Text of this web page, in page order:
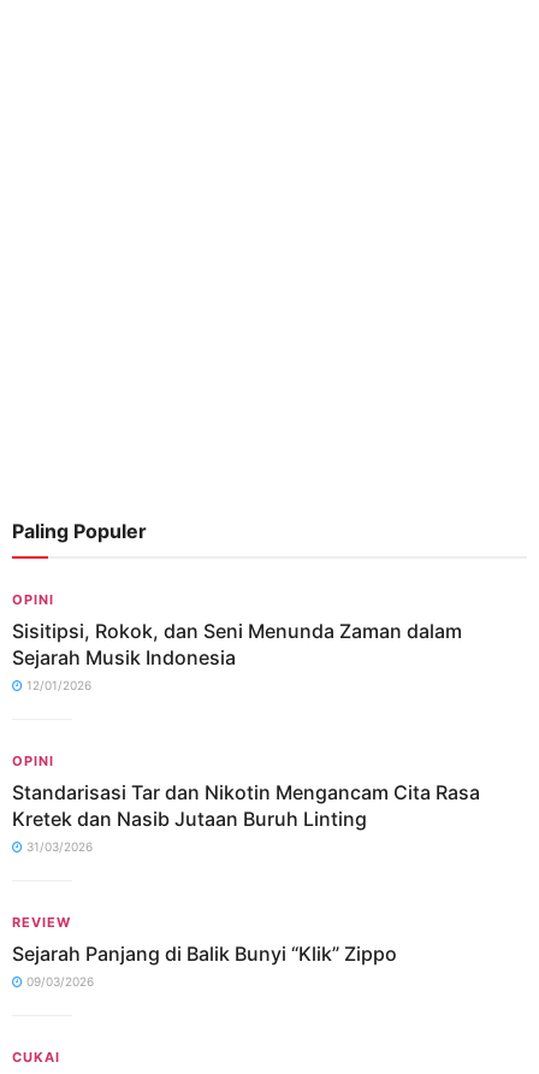
Paling Populer
OPINI
Sisitipsi, Rokok, dan Seni Menunda Zaman dalam
Sejarah Musik Indonesia
12/01/2026
OPINI
Standarisasi Tar dan Nikotin Mengancam Cita Rasa
Kretek dan Nasib Jutaan Buruh Linting
31/03/2026
REVIEW
Sejarah Panjang di Balik Bunyi “Klik” Zippo
09/03/2026
CUKAI